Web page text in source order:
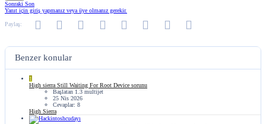
Sonraki Son
Yanıt için giriş yapmanız veya üye olmanız gerekir.
Paylaş: FacebookTwitter Reddit PinterestTumblr WhatsAppE-posta
Benzer konular
1
High sierra Still Waiting For Root Device sorunu
Başlatan 1.3 multijet
25 Nis 2026
Cevaplar: 8
High Sierra